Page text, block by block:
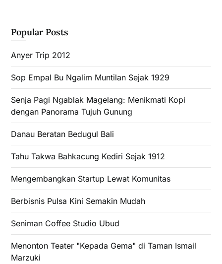
Popular Posts
Anyer Trip 2012
Sop Empal Bu Ngalim Muntilan Sejak 1929
Senja Pagi Ngablak Magelang: Menikmati Kopi
dengan Panorama Tujuh Gunung
Danau Beratan Bedugul Bali
Tahu Takwa Bahkacung Kediri Sejak 1912
Mengembangkan Startup Lewat Komunitas
Berbisnis Pulsa Kini Semakin Mudah
Seniman Coffee Studio Ubud
Menonton Teater "Kepada Gema" di Taman Ismail
Marzuki